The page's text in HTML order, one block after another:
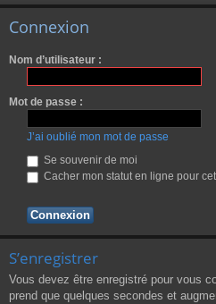
Connexion
Nom d’utilisateur :
Mot de passe :
J’ai oublié mon mot de passe
Se souvenir de moi
Cacher mon statut en ligne pour
S’enregistrer
Vous devez être enregistré pour vous
prend que quelques secondes et